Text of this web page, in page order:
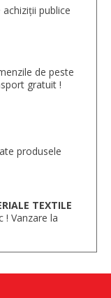
publice
de peste
gratuit !
produsele
TEXTILE
! Vanzare la